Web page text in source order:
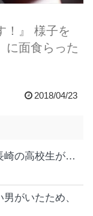
！』 様子を
に面食らった
2018/04/23
崎の高校生が…
がいたため、